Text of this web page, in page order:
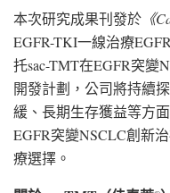
本次研究成果刊發於 《
EGFR-TKI一線治療
托sac-TMT在EGFR突變
開發計劃，公司將持續
緩、長期生存獲益等方
EGFR突變NSCLC創新
療選擇。